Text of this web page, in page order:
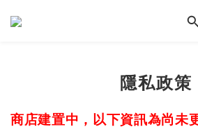
隱私政策
商店建置中，以下資訊為尚未